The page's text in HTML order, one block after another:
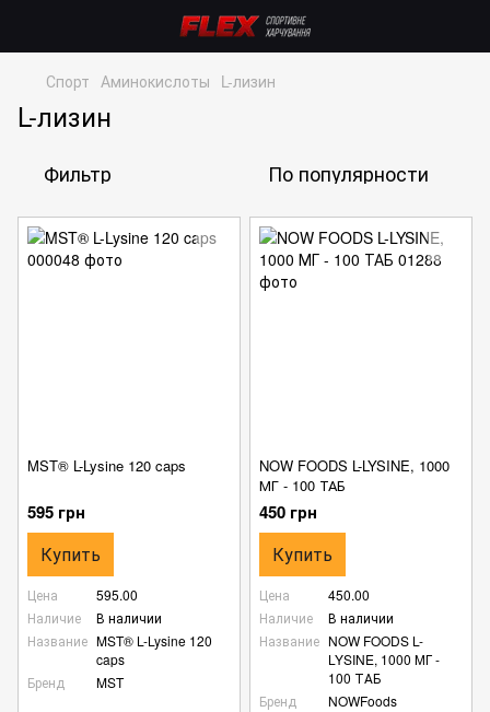
Спорт Аминокислоты L-лизин
L-лизин
Фильтр По популярности
MST® L-Lysine 120 caps
595 грн
Купить
Цена
595.00
Наличие
В наличии
Название MST® L-Lysine 120
caps
Бренд
MST
NOW FOODS L-LYSINE, 1000
МГ - 100 ТАБ
450 грн
Купить
Цена
450.00
Наличие
В наличии
Название NOW FOODS L-
LYSINE, 1000 МГ -
100 ТАБ
Бренд
NOWFoods